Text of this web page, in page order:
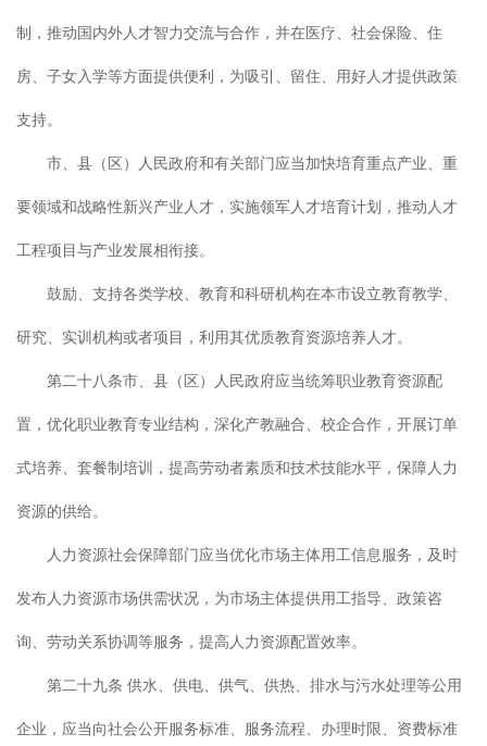
制，推动国内外人才智力交流与合作，并在医疗、社会保险、住
房、子女入学等方面提供便利，为吸引、留住、用好人才提供政策
支持。
市、县（区）人民政府和有关部门应当加快培育重点产业、重
要领域和战略性新兴产业人才，实施领军人才培育计划，推动人才
工程项目与产业发展相衔接。
鼓励、支持各类学校、教育和科研机构在本市设立教育教学、
研究、实训机构或者项目，利用其优质教育资源培养人才。
第二十八条市、县（区）人民政府应当统筹职业教育资源配
置，优化职业教育专业结构，深化产教融合、校企合作，开展订单
式培养、套餐制培训，提高劳动者素质和技术技能水平，保障人力
资源的供给。
人力资源社会保障部门应当优化市场主体用工信息服务，及时
发布人力资源市场供需状况，为市场主体提供用工指导、政策咨
询、劳动关系协调等服务，提高人力资源配置效率。
第二十九条 供水、供电、供气、供热、排水与污水处理等公用
企业，应当向社会公开服务标准、服务流程、办理时限、资费标准